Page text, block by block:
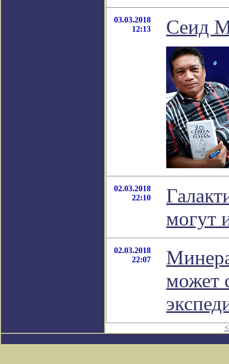
03.03.2018
12:13
Сеид
02.03.2018
22:10
могут
02.03.2018
22:07
может